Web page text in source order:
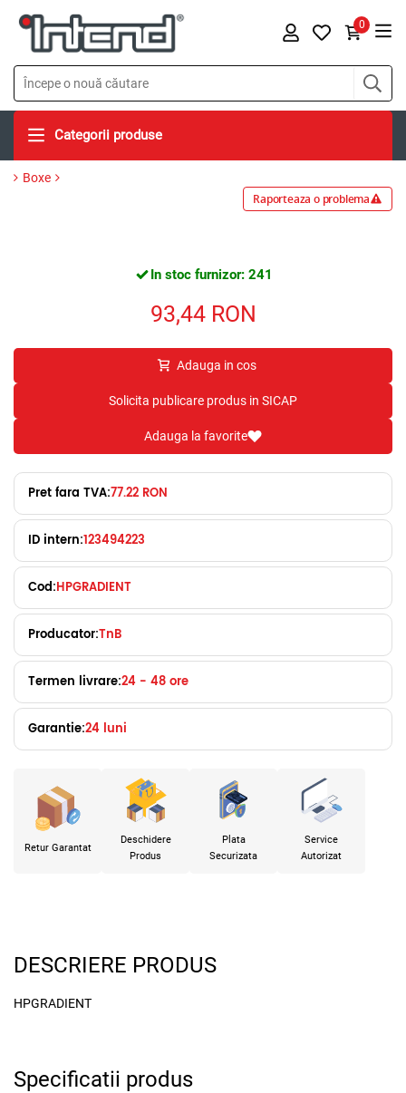
0
Categorii produse
Boxe
Raporteaza o problema
In stoc furnizor: 241
93,44 RON
Adauga in cos
Solicita publicare produs in SICAP
Adauga la favorite
Pret fara TVA:77.22 RON
ID intern:123494223
Cod:HPGRADIENT
Producator:TnB
Termen livrare:24 - 48 ore
Garantie:24 luni
Retur Garantat
Deschidere
Produs
Plata
Securizata
Service
Autorizat
DESCRIERE PRODUS
HPGRADIENT
Specificatii produs